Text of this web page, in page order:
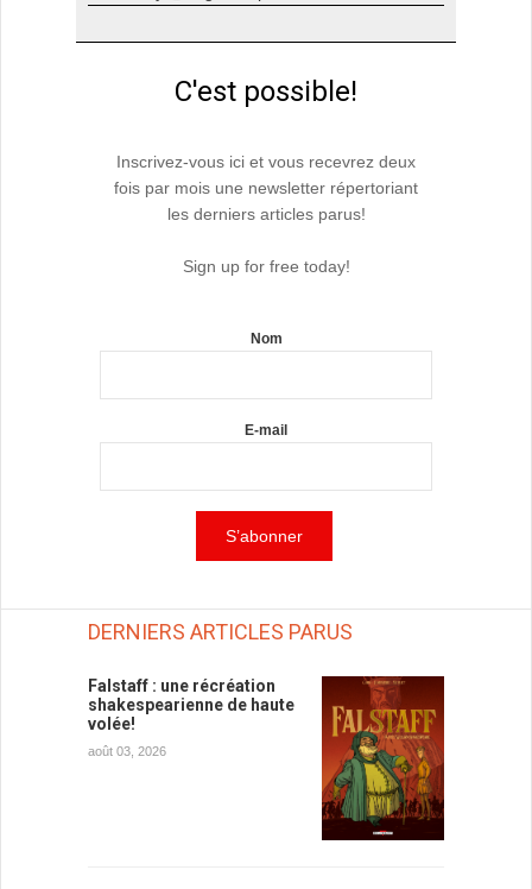
C'est possible!
Inscrivez-vous ici et vous recevrez deux
fois par mois une newsletter répertoriant
les derniers articles parus!
Sign up for free today!
Nom
E-mail
DERNIERS ARTICLES PARUS
Falstaff : une récréation
shakespearienne de haute
volée!
août 03, 2026